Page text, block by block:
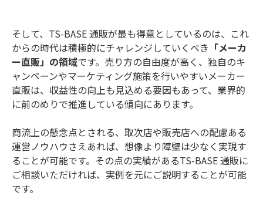
そして、TS-BASE 通販が最も得意としているのは、これ
からの時代は積極的にチャレンジしていくべき 「メーカ
ー直販」の領域です。売り方の自由度が高く、独自のキ
ャンペーンやマーケティング施策を行いやすいメーカー
直販は、収益性の向上も見込める要因もあって、業界的
に前のめりで推進している傾向にあります。
商流上の懸念点とされる、取次店や販売店への配慮ある
運営ノウハウさえあれば、想像より障壁は少なく実現す
ることが可能です。その点の実績があるTS-BASE 通販に
ご相談いただければ、実例を元にご説明することが可能
です。